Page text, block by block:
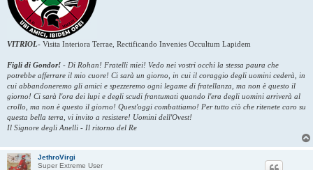
VITRIOL- Visita Interiora Terrae, Rectificando Invenies Occultum Lapidem
Figli di Gondor! - Di Rohan! Fratelli miei! Vedo nei vostri occhi la stessa paura che
potrebbe afferrare il mio cuore! Ci sarà un giorno, in cui il coraggio degli uomini cederà, in
cui abbandoneremo gli amici e spezzeremo ogni legame di fratellanza, ma non è questo il
giorno! Ci sarà l'ora dei lupi e degli scudi frantumati quando l'era degli uomini arriverà al
crollo, ma non è questo il giorno! Quest'oggi combattiamo! Per tutto ciò che ritenete caro su
questa bella terra, vi invito a resistere! Uomini dell'Ovest!
Il Signore degli Anelli - Il ritorno del Re
JethroVirgi
Super Extreme User